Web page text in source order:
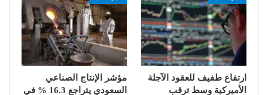
ارتفاع طفيف للعقود الآجلة
الأميركية وسط ترقب
مؤشر الإنتاج الصناعي
السعودي يتراجع 16.3 % في